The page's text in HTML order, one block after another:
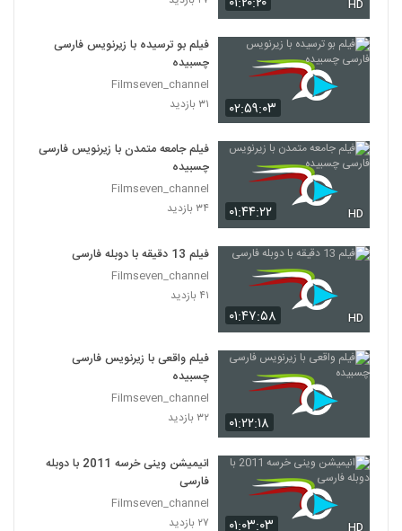
HD
۰۲:۵۹:۰۳
فیلم بو ترسیده با زیرنویس فارسی
چسبیده
Filmseven_channel
۳۱ بازدید
۰۱:۴۴:۲۲ HD
فیلم جامعه متمدن با زیرنویس فارسی
چسبیده
Filmseven_channel
۳۴ بازدید
۰۱:۴۷:۵۸ HD
فیلم 13 دقیقه با دوبله فارسی
Filmseven_channel
۴۱ بازدید
۰۱:۲۲:۱۸
فیلم واقعی با زیرنویس فارسی
چسبیده
Filmseven_channel
۳۲ بازدید
۰۱:۰۳:۰۳
انیمیشن وینی خرسه 2011 با دوبله
فارسی
Filmseven_channel
۲۷ بازدید